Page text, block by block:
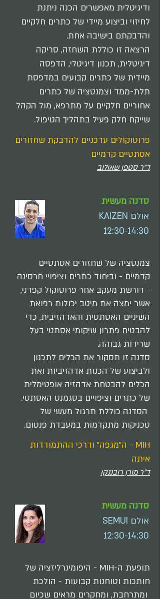
ודיגיטלית מאפשרים הכנה ניתנת
לחיזוי וביצוע מיידי של כתרים חלקיים
והדבקתם בישיבה אחת.
הרצאה זו כוללת השחזה, סריקה
דיגיטלית, תכנון דיגיטלי, הדפסה
מיידית של כתרים קבועים במדפסת
תלת-ממד וצמנטציה של כתרים
אחוריים חלקיים על מתרפא, מול הקהל
שייקח חלק פעיל בתהליך הטיפול.
פרוטוקולים עדכניים להדבקת שחזורים
אסתטיים קדמיים
ד"ר סטפן שאולוב
סדנה מעשית
אולם KAIZEN
12:30-14:30
צמנטציה של שחזורים אסתטיים
קדמיים - וביחוד כתרים וציפויי חרסינה
- דורשת מעקב אחר פרוטוקול קפדני,
אשר ימצה את מיטב יכולות רפואת
השיניים האסתטית והאדהזיבית, כדי
להבטיח פתרון שיקומי אסתטי בעל
שרידות גבוהה.
סדנה זו תסקור את הכלים לתכנון
ולביצוע של הכנות אדהזיביות ואת
הכלים להבטחת אדהזיה אופטימלית
של כתרים וציפויים בסגמנט האסתטי.
הסדנה כוללת תרגול מעשי של
טכניקות מתקדמות במעבדת פנטום.
MIH - ה"מגפה" ודרכי ההתמודדות
איתה
ד"ר מורן רובננקו
סדנה מעשית
אולם SEMUI
12:30-14:30
​תופעת ה-MIH - היפומינרליזציה של
חותכות וטוחנות קבועות - הולכת
ומתרחבת, ומחקרים מראים שכיום